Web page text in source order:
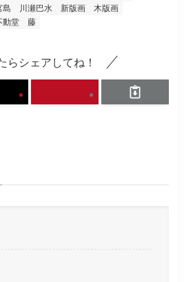
島 川瀬巴水 新版画
木版画
動堂 藤
らシェアしてね！